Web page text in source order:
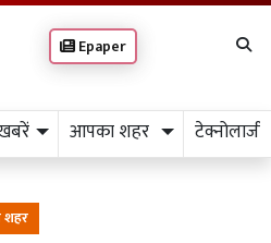
Epaper
आपका शहर टेक्नोलाजी